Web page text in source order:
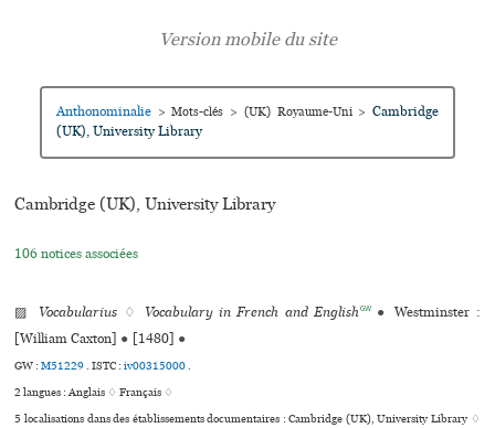
Anthonominalie > Mots-clés > (UK) Royaume-Uni > Cambridge
(UK), University Library
Cambridge (UK), University Library
106 notices associées
▨ Vocabularius ♢ Vocabulary in French and EnglishGW ● Westminster :
[William Caxton] ● [1480] ●
GW :M51229.ISTC :iv00315000.
2 langues :Anglais ♢Français ♢
5 localisations dans des établissements documentaires : Cambridge (UK), University Library ♢